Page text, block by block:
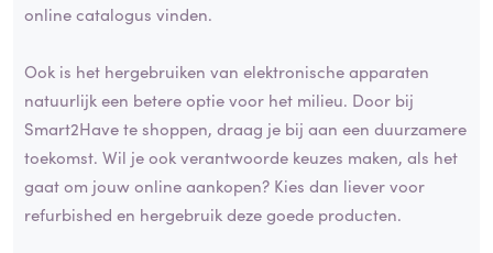
online catalogus vinden.
Ook is het hergebruiken van elektronische apparaten
natuurlijk een betere optie voor het milieu. Door bij
Smart2Have te shoppen, draag je bij aan een duurzamere
toekomst. Wil je ook verantwoorde keuzes maken, als het
gaat om jouw online aankopen? Kies dan liever voor
refurbished en hergebruik deze goede producten.